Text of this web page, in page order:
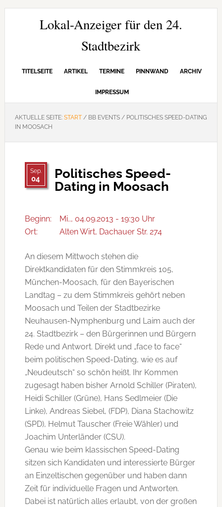
Zur
Hauptnavigation
Zum
Zur
SeitenspalteLokal-Anzeiger für den 24.
Stadtbezirk
TITELSEITE ARTIKEL TERMINE PINNWAND ARCHIV
IMPRESSUM
AKTUELLE SEITE: START /BB EVENTS /POLITISCHES SPEED-DATING
IN MOOSACH
Sep.
04
Politisches Speed-
Dating in Moosach
Beginn:
Mi.., 04.09.2013 - 19:30 Uhr
Ort:
Alten Wirt, Dachauer Str. 274
An diesem Mittwoch stehen die
Direktkandidaten für den Stimmkreis 105,
München-Moosach, für den Bayerischen
Landtag – zu dem Stimmkreis gehört neben
Moosach und Teilen der Stadtbezirke
Neuhausen-Nymphenburg und Laim auch der
24. Stadtbezirk – den Bürgerinnen und Bürgern
Rede und Antwort. Direkt und „face to face“
beim politischen Speed-Dating, wie es auf
„Neudeutsch“ so schön heißt. Ihr Kommen
zugesagt haben bisher Arnold Schiller (Piraten),
Heidi Schiller (Grüne), Hans Sedlmeier (Die
Linke), Andreas Siebel, (FDP), Diana Stachowitz
(SPD), Helmut Tauscher (Freie Wähler) und
Joachim Unterländer (CSU).
Genau wie beim klassischen Speed-Dating
sitzen sich Kandidaten und interessierte Bürger
an Einzeltischen gegenüber und haben dann
Zeit für individuelle Fragen und Antworten.
Dabei ist natürlich alles erlaubt, von der großen